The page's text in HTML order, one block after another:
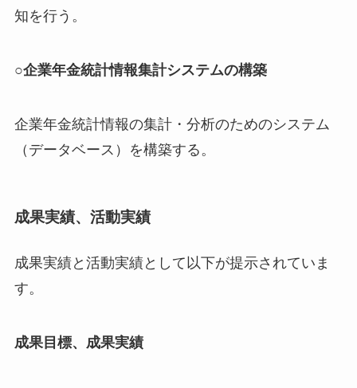
知を行う。
○企業年金統計情報集計システムの構築
企業年金統計情報の集計・分析のためのシステム
（データベース）を構築する。
成果実績、活動実績
成果実績と活動実績として以下が提示されていま
す。
成果目標、成果実績